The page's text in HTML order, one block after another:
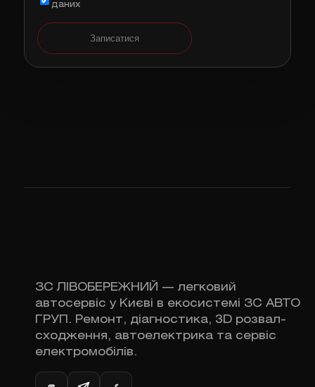
даних
Записатися
ЗС ЛІВОБЕРЕЖНИЙ — легковий
автосервіс у Києві в екосистемі ЗС АВТО
ГРУП. Ремонт, діагностика, 3D розвал-
сходження, автоелектрика та сервіс
електромобілів.